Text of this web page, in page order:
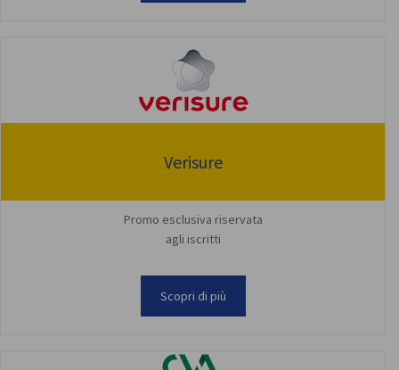
Verisure
Promo esclusiva riservata
agli iscritti
Scopri di più